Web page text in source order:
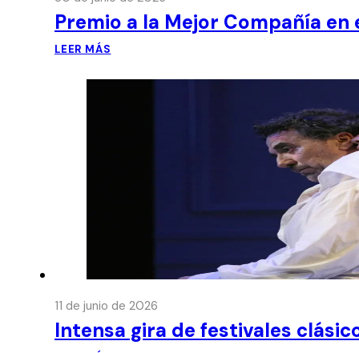
Premio a la Mejor Compañía en
LEER MÁS
11 de junio de 2026
Intensa gira de festivales